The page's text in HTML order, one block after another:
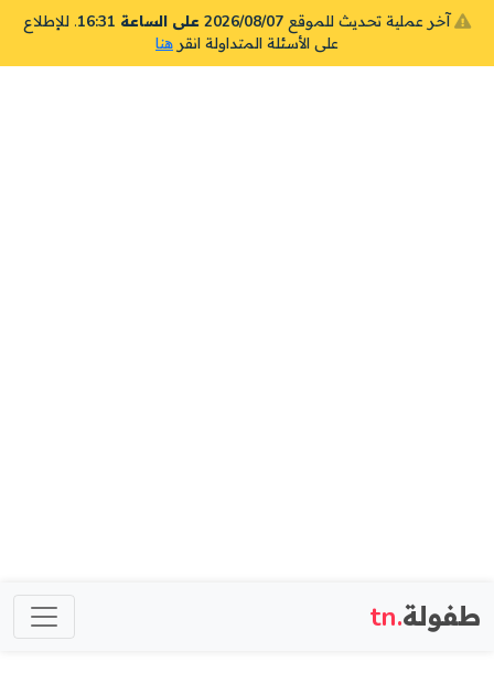
آخر عملية تحديث للموقع 2026/08/07 على الساعة 16:31
. للإطلاع
على الأسئلة المتداولة انقر هنا
طفولة.tn